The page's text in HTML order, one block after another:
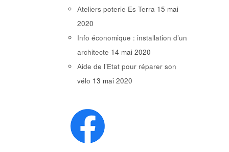
Ateliers poterie Es Terra 15 mai
2020
Info économique : installation d’un
architecte 14 mai 2020
Aide de l’Etat pour réparer son
vélo 13 mai 2020